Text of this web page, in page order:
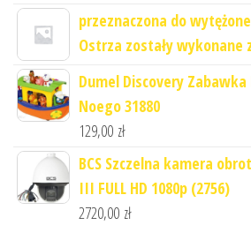
przeznaczona do
Ostrza zostały
Dumel Discovery
Noego 31880
129,00 zł
BCS Szczelna kamera
III FULL HD 1080p (2756)
2720,00 zł